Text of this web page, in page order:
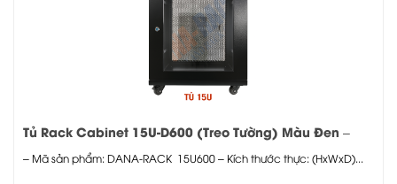
Tủ Rack Cabinet 15U-D600 (Treo Tường) Màu Đen –
Cửa Mica
– Mã sản phẩm: DANA-RACK 15U600 – Kích thước thực: (HxWxD)...